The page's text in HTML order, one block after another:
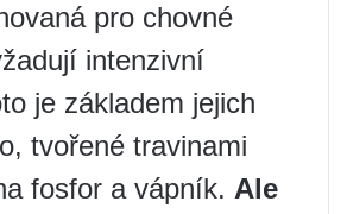
pro chovné
intenzivní
je základem jejich
tvořené travinami
fosfor a vápník. Ale